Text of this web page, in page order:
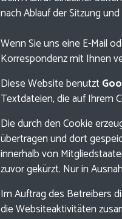
nach Ablauf der Sitzung
Wenn Sie uns eine E-Mail
Korrespondenz mit Ihnen
Diese Website benutzt
Textdateien, die auf Ihrem
Die durch den Cookie
übertragen und dort
innerhalb von
zuvor gekürzt. Nur in
Im Auftrag des Betreibers
die Websiteaktivitäten